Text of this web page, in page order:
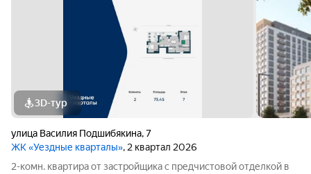
3D-тур
улица Василия Подшибякина,7
ЖК «Уездные кварталы», 2 квартал 2026
2-комн. квартира от застройщика с предчистовой отделкой в